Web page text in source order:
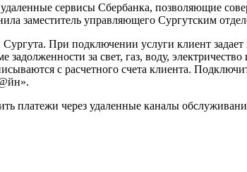
сервисы Сбербанка, позволяющие
заместитель управляющего Сургутским
При подключении услуги клиент
за свет, газ, воду,
с расчетного счета клиента.
платежи через удаленные каналы